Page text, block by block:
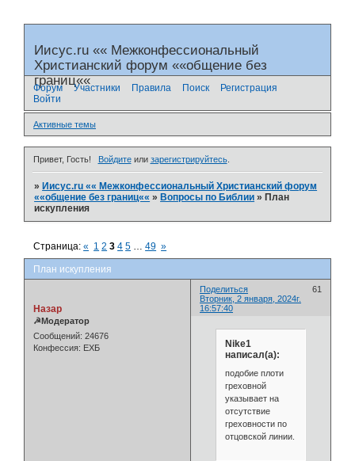
Иисус.ru «« Межконфессиональный
Христианский форум ««общение без
границ««
Форум Участники Правила Поиск
Регистрация
Войти
Активные темы
Привет, Гость! Войдитеили зарегистрируйтесь.
»Иисус.ru «« Межконфессиональный Христианский форум
««общение без границ«« »Вопросы по Библии »План
искупления
План искупления
Страница:« 1 2 3 4 5 … 49 »
Поделиться
61
Вторник, 2 января, 2024г.
16:57:40
Назар
☭Модератор
Сообщений: 24676
Конфессия: ЕХБ
Nike1
написал(а):
подобие плоти
греховной
указывает на
отсутствие
греховности по
отцовской линии.